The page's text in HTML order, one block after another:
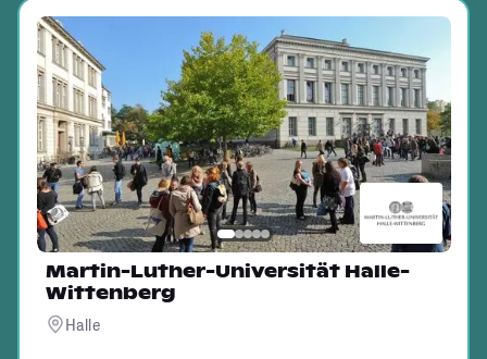
Martin-Luther-Universität Halle-
Wittenberg
Halle